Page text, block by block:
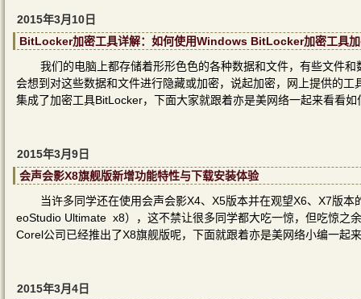
2015年3月10日
BitLocker加密工具详解：如何使用Windows BitLocker加密工具加
我们的电脑上都存储着形形色色的各种数据和文件，有些文件
会想到对这些数据和文件进行隐藏或加密，说起加密，网上提供的
集成了加密工具BitLocker，下面大家就跟着亦是美网络一起来看看
2015年3月9日
会声会影X8旗舰版新增功能特性与下载安装体验
当许多同学还在使用会声会影X4、X5版本并在观望X6、X7版
eoStudio Ultimate x8），这不禁让很多同学都大吃一惊，但吃惊之
Corel公司已经推出了X8旗舰版呢，下面就跟着亦是美网络小编一起
2015年3月4日